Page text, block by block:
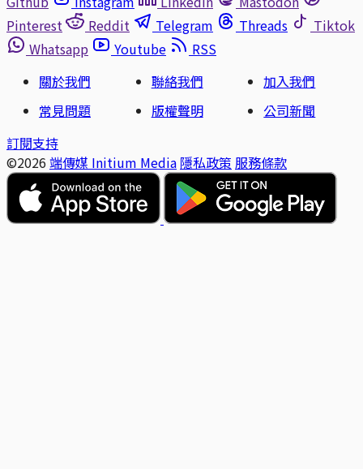
Pinterest
Reddit Telegram Threads
Tiktok
Whatsapp
Youtube
RSS
關於我們
聯絡我們
加入我們
常見問題
版權聲明
公司新聞
訂閱支持
©2026 端傳媒 Initium Media 隱私政策 服務條款